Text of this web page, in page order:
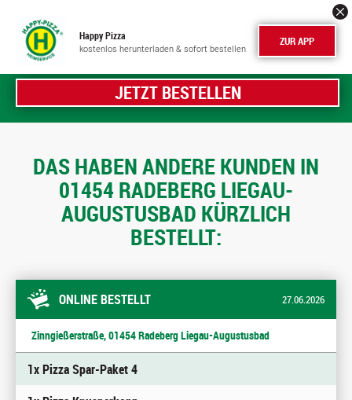
Happy Pizza
kostenlos herunterladen & sofort bestellen ZUR APP
JETZT BESTELLEN
DAS HABEN ANDERE KUNDEN IN
01454 RADEBERG LIEGAU-
AUGUSTUSBAD KÜRZLICH
BESTELLT:
ONLINE BESTELLT 27.06.2026
Zinngießerstraße, 01454 Radeberg Liegau-Augustusbad
1x Pizza Spar-Paket 4